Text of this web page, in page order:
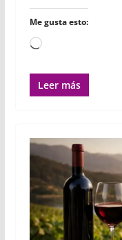
Me gusta esto:
Cargando...
Leer más